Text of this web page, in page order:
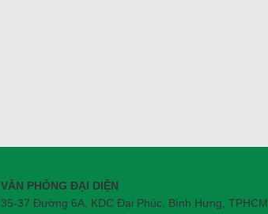
VĂN PHÒNG ĐẠI DIỆN
35-37 Đường 6A, KDC Đại Phúc, Bình Hưng, TPHCM